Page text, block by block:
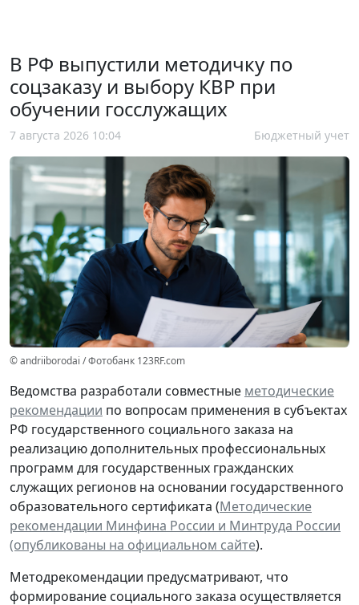
В РФ выпустили методичку по
соцзаказу и выбору КВР при
обучении госслужащих
7 августа 2026 10:04 Бюджетный учет
© andriiborodai / Фотобанк 123RF.com
Ведомства разработали совместные методические
рекомендации по вопросам применения в субъектах
РФ государственного социального заказа на
реализацию дополнительных профессиональных
программ для государственных гражданских
служащих регионов на основании государственного
образовательного сертификата (Методические
рекомендации Минфина России и Минтруда России
(опубликованы на официальном сайте).
Методрекомендации предусматривают, что
формирование социального заказа осуществляется